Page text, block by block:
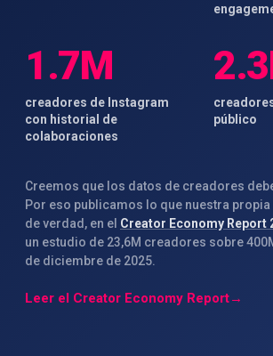
1.7M
creadores de Instagram
con historial de
colaboraciones
público
Creemos que los datos de creadores
Por eso publicamos lo que nuestra
de verdad, en el Creator Economy Report
un estudio de 23,6M creadores sobre
de diciembre de 2025.
Leer el Creator Economy Report→